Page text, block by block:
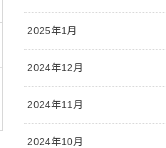
2025年1月
2024年12月
2024年11月
2024年10月